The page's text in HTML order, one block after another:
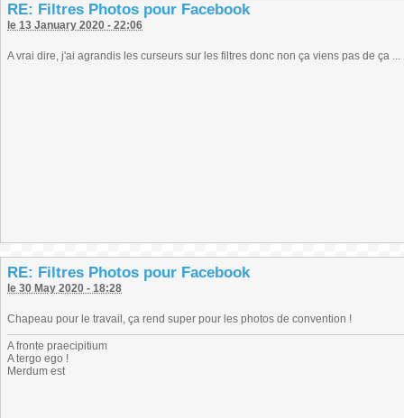
RE: Filtres Photos pour Facebook
le 13 January 2020 - 22:06
A vrai dire, j'ai agrandis les curseurs sur les filtres donc non ça viens pas de ça ...
RE: Filtres Photos pour Facebook
le 30 May 2020 - 18:28
Chapeau pour le travail, ça rend super pour les photos de convention !
A fronte praecipitium
A tergo ego !
Merdum est